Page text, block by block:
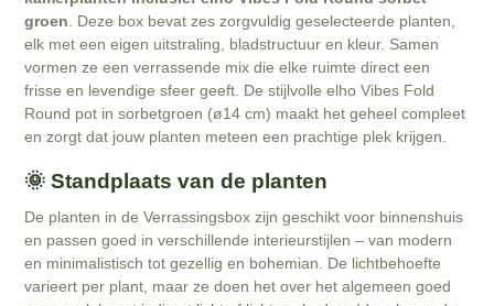
groen. Deze box bevat zes zorgvuldig geselecteerde planten,
elk met een eigen uitstraling, bladstructuur en kleur. Samen
vormen ze een verrassende mix die elke ruimte direct een
frisse en levendige sfeer geeft. De stijlvolle elho Vibes Fold
Round pot in sorbetgroen (ø14 cm) maakt het geheel compleet
en zorgt dat jouw planten meteen een prachtige plek krijgen.
🌞 Standplaats van de planten
De planten in de Verrassingsbox zijn geschikt voor binnenshuis
en passen goed in verschillende interieurstijlen – van modern
en minimalistisch tot gezellig en bohemian. De lichtbehoefte
varieert per plant, maar ze doen het over het algemeen goed